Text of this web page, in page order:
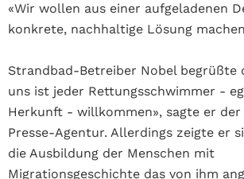
«Wir wollen aus einer aufgeladenen
konkrete, nachhaltige Lösung
Strandbad-Betreiber Nobel begrüßte
uns ist jeder Rettungsschwimmer -
Herkunft - willkommen», sagte er der
Presse-Agentur. Allerdings zeigte er
die Ausbildung der Menschen mit
Migrationsgeschichte das von ihm